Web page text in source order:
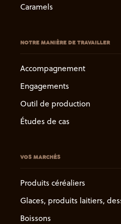
Caramels
NOTRE MANIÈRE DE TRAVAILLER
Accompagnement
Engagements
Outil de production
Études de cas
VOS MARCHÉS
Produits céréaliers
Glaces, produits laitiers,
Boissons